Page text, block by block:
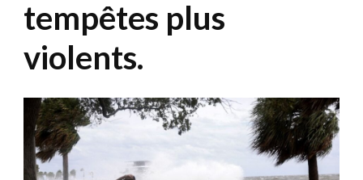
tempêtes plus
violents.